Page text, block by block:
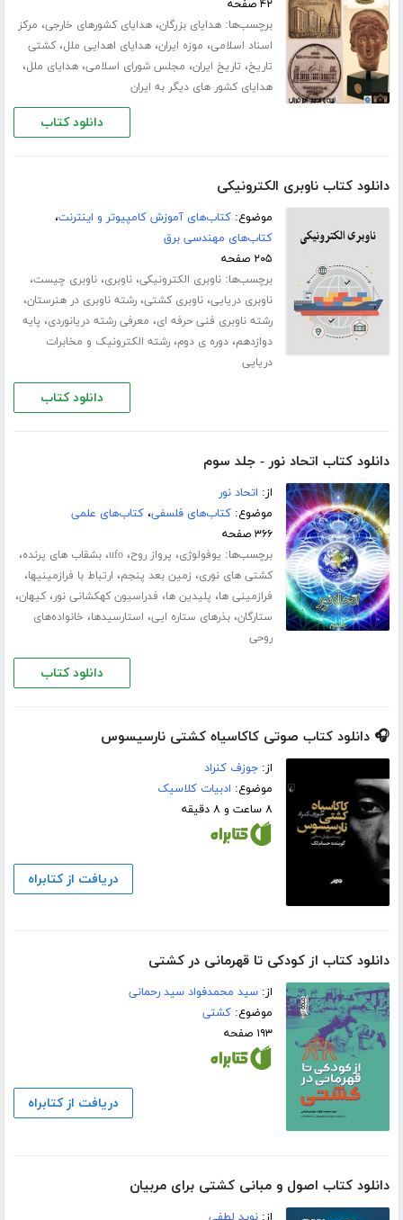
۴۲ صفحه
برچسب‌ها:هدایای بزرگان،هدایای کشورهای خارجی، مرکز
اسناد اسلامی، موزه ایران،هدایای اهدایی ملل،کشتی
تاریخ، تاریخ ایران، مجلس شورای اسلامی،هدایای ملل،
هدایای کشور های دیگر به ایران
دانلود کتاب
دانلود کتاب ناوبری الکترونیکی
موضوع:کتاب‌های آموزش کامپیوتر و اینترنت،
کتاب‌های مهندسی برق
۲۰۵ صفحه
برچسب‌ها:ناوبری الکترونیکی،ناوبری،ناوبری چیست،
ناوبری دریایی،ناوبری کشتی،رشته ناوبری در هنرستان،
رشته ناوبری فنی حرفه ای، معرفی رشته دریانوردی، پایه
دوازدهم،دوره ی دوم،رشته الکترونیک و مخابرات
دریایی
دانلود کتاب
دانلود کتاب اتحاد نور - جلد سوم
از: اتحاد نور
موضوع:کتاب‌های فلسفی،کتاب‌های علمی
۳۶۶ صفحه
برچسب‌ها: یوفولوژی، پرواز روح،ufo،بشقاب های پرنده،
کشتی های نوری، زمین بعد پنجم، ارتباط با فرازمینیها،
فرازمینی ها، پلیدین ها، فدراسیون کهکشانی نور،کیهان،
ستارگان،بذرهای ستاره ایی، استارسیدها، خانواده‌های
روحی
دانلود کتاب
🎧 دانلود کتاب صوتی کاکاسیاه کشتی نارسیسوس
از:جوزف کنراد
موضوع: ادبیات کلاسیک
۸ ساعت و ۸ دقیقه
دریافت از کتابراه
دانلود کتاب از کودکی تا قهرمانی در کشتی
از:سید محمدفواد سید رحمانی
موضوع:کشتی
۱۹۳ صفحه
دریافت از کتابراه
دانلود کتاب اصول و مبانی کشتی برای مربیان